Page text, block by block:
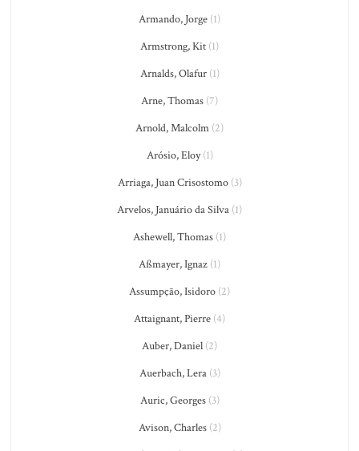
Armando, Jorge (1)
Armstrong, Kit (1)
Arnalds, Olafur(1)
Arne, Thomas (7)
Arnold, Malcolm (2)
Arósio, Eloy(1)
Arriaga, Juan Crisostomo(3)
Arvelos, Januário da Silva (1)
Ashewell, Thomas (1)
Aßmayer, Ignaz (1)
Assumpção, Isidoro (2)
Attaignant, Pierre (4)
Auber, Daniel (2)
Auerbach, Lera(3)
Auric, Georges(3)
Avison, Charles(2)